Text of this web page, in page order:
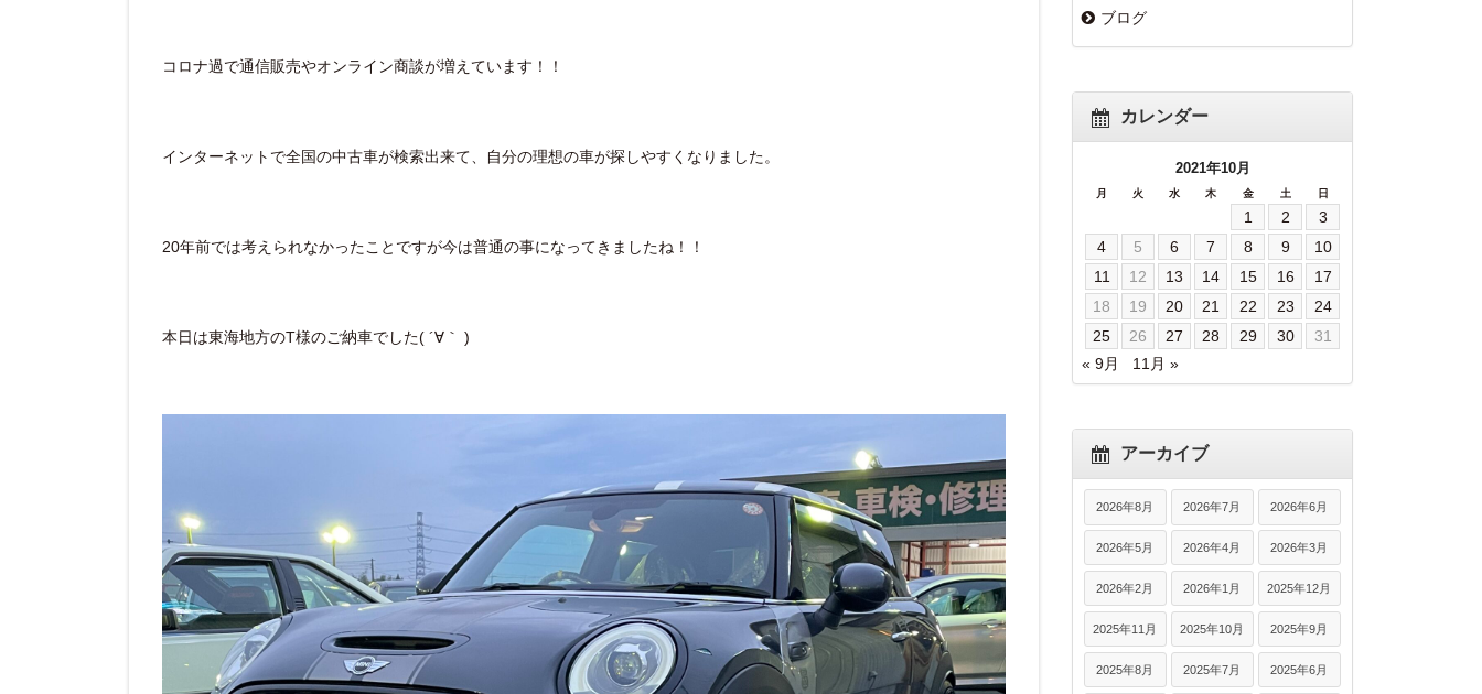
コロナ過で通信販売やオンライン商談が増えています！！
インターネットで全国の中古車が検索出来て、自分の理想の車が探しやすくなりました。
20年前では考えられなかったことですが今は普通の事になってきましたね！！
本日は東海地方のT様のご納車でした( ´∀｀ )
ブログ
カレンダー
2021年10月
月 火 水 木 金 土 日
1 2
3
4
5 6 7 8 9
10
11
12 13 14 15 16
17
18
19 20 21 22 23
24
25
26 27 28 29 30
31
« 9月
11月 »
アーカイブ
2026年8月 2026年7月 2026年6月
2026年5月 2026年4月 2026年3月
2026年2月 2026年1月 2025年12月
2025年11月 2025年10月 2025年9月
2025年8月 2025年7月 2025年6月